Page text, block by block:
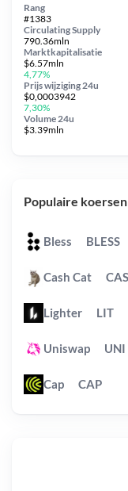
Circulating Supply
790.36mln
Prijs wijziging 24u
$0,0003942
7,30%
Marktkapitalisatie
$6.57mln
4,77%
Volume 24u
$3.39mln
Rang
#1383
Populaire koersen
Bless BLESS
Cash Cat
Lighter LIT
Uniswap UNI
Cap CAP